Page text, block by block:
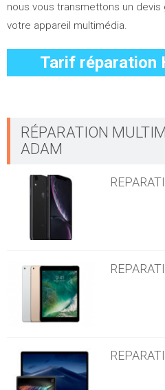
nous vous transmettons un
votre appareil multimédia.
Tarif réparation
RÉPARATION
ADAM